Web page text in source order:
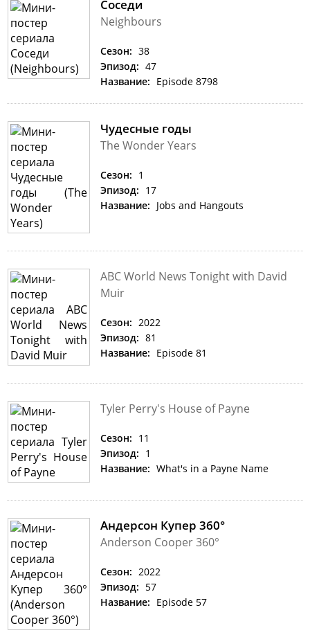
Соседи
Neighbours
Сезон: 38
Эпизод: 47
Название: Episode 8798
Чудесные годы
The Wonder Years
Сезон: 1
Эпизод: 17
Название: Jobs and Hangouts
ABC World News Tonight with David
Muir
Сезон: 2022
Эпизод: 81
Название: Episode 81
Tyler Perry's House of Payne
Сезон: 11
Эпизод: 1
Название: What's in a Payne Name
Андерсон Купер 360°
Anderson Cooper 360°
Сезон: 2022
Эпизод: 57
Название: Episode 57